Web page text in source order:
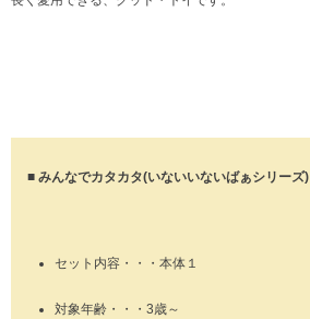
■ みんなでカタカタ(いないいないばぁシリーズ)
セット内容・・・本体１
対象年齢・・・3歳～